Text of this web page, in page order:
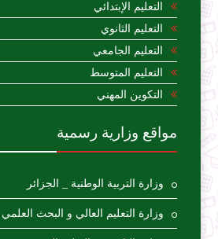
التعليم الإبتدائي
التعليم الثانوي
التعليم الجامعي
التعليم المتوسط
التكوين المهني
مواقع وزارية رسمية
وزارة التربية الوطنية _ الجزائر
وزارة التعليم العالي و البحث العلمي